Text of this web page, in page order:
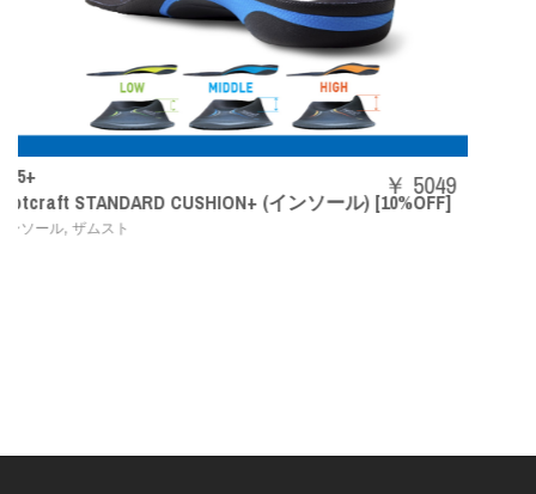
ール) [10%OFF]
パワークッションエアラスZメン